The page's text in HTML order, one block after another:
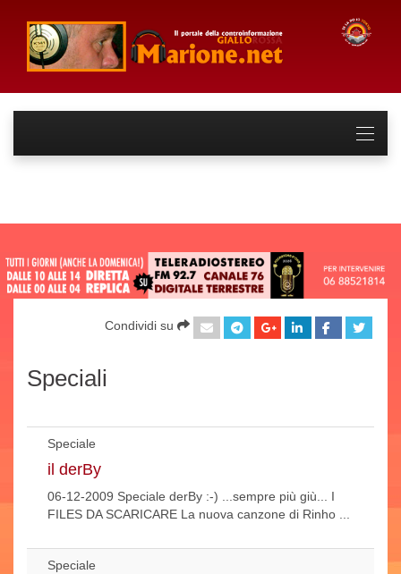
Condividi su
Speciali
Speciale
il derBy
06-12-2009 Speciale derBy :-) ...sempre più giù... I
FILES DA SCARICARE La nuova canzone di Rinho ...
Speciale